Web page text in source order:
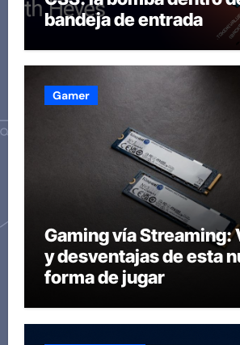
bandeja de entrada
Gamer
Gaming vía Streaming:
y desventajas de esta
forma de jugar